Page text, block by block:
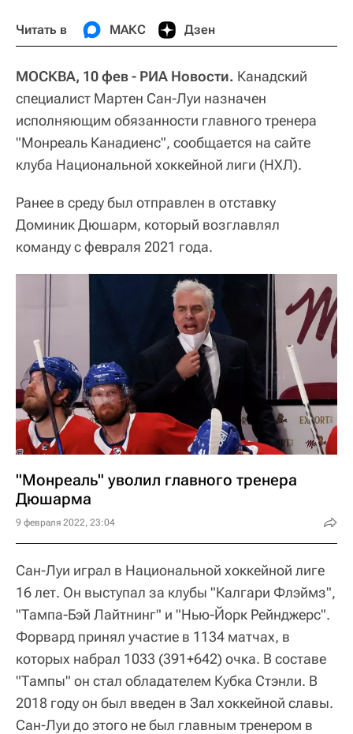
Читать в МАКС Дзен
МОСКВА, 10 фев - РИА Новости. Канадский
специалист Мартен Сан-Луи назначен
исполняющим обязанности главного тренера
"Монреаль Канадиенс", сообщается на сайте
клуба Национальной хоккейной лиги (НХЛ).
Ранее в среду был отправлен в отставку
Доминик Дюшарм, который возглавлял
команду с февраля 2021 года.
"Монреаль" уволил главного тренера
Дюшарма
9 февраля 2022, 23:04
Сан-Луи играл в Национальной хоккейной лиге
16 лет. Он выступал за клубы "Калгари Флэймз",
"Тампа-Бэй Лайтнинг" и "Нью-Йорк Рейнджерс".
Форвард принял участие в 1134 матчах, в
которых набрал 1033 (391+642) очка. В составе
"Тампы" он стал обладателем Кубка Стэнли. В
2018 году он был введен в Зал хоккейной славы.
Сан-Луи до этого не был главным тренером в